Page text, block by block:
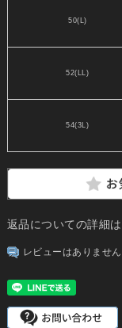
50(L)
52(LL)
54(3L)
返品についての詳細
レビューはありません